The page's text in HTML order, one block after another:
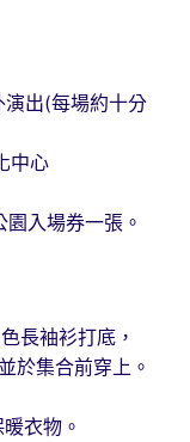
出(每場約十分
中心
入場券一張。
長袖衫打底，
於集合前穿上。
衣物。